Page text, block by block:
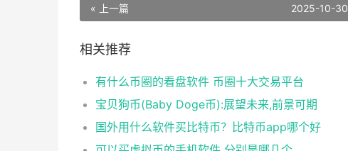
« 上一篇 2025-10-30
相关推荐
有什么币圈的看盘软件 币圈十大交易平台
宝贝狗币(Baby Doge币):展望未来,前景可期
国外用什么软件买比特币？比特币app哪个好